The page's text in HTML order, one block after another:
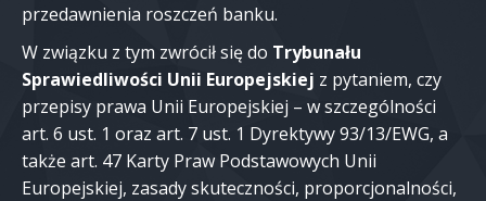
przedawnienia roszczeń banku.
W związku z tym zwrócił się do Trybunału
Sprawiedliwości Unii Europejskiej z pytaniem, czy
przepisy prawa Unii Europejskiej – w szczególności
art. 6 ust. 1 oraz art. 7 ust. 1 Dyrektywy 93/13/EWG, a
także art. 47 Karty Praw Podstawowych Unii
Europejskiej, zasady skuteczności, proporcjonalności,